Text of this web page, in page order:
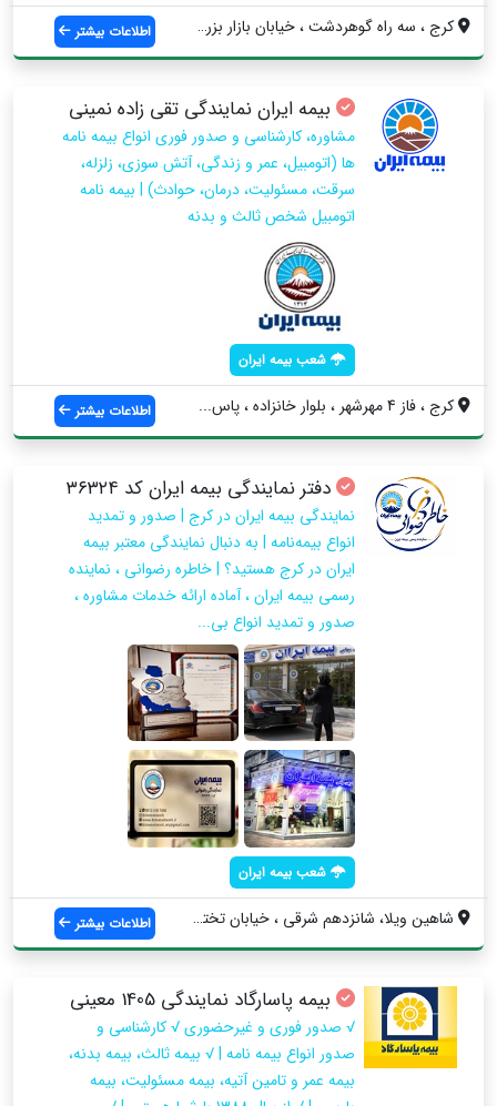
کرج ، سه راه گوهردشت ، خيابان بازار بزرگ... اطلاعات بیشتر
بیمه ایران نمایندگی تقی زاده نمینی
مشاوره، کارشناسی و صدور فوری انواع بیمه نامه
ها (اتومبیل، عمر و زندگی، آتش سوزی، زلزله،
سرقت، مسئولیت، درمان، حوادث) | بیمه نامه
اتومبیل شخص ثالث و بدنه
شعب بیمه ایران
کرج ، فاز 4 مهرشهر ، بلوار خانزاده ، پاس... اطلاعات بیشتر
دفتر نمایندگی بیمه ایران کد ۳۶۳۲۴
نمایندگی بیمه ایران در کرج | صدور و تمدید
انواع بیمه‌نامه | به دنبال نمایندگی معتبر بیمه
ایران در کرج هستید؟ | خاطره رضوانی ، نماینده
رسمی بیمه ایران ، آماده ارائه خدمات مشاوره ،
صدور و تمدید انواع بی...
شعب بیمه ایران
شاهین ویلا، شانزدهم شرقی ، خیابان تختی، ... اطلاعات بیشتر
بیمه پاسارگاد نمایندگی 1405 معینی
√ صدور فوری و غیرحضوری √ کارشناسی و
صدور انواع بیمه نامه | √ بیمه ثالث، بیمه بدنه،
بیمه عمر و تامین آتیه، بیمه مسئولیت، بیمه